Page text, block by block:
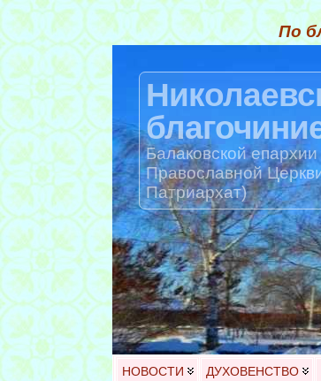
По
Балаковской епархии
Православной
Патриархат)
НОВОСТИ ДУХОВЕНСТВО